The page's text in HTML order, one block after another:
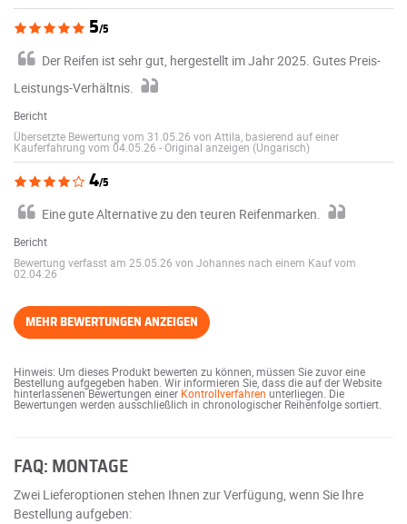
5/5
Der Reifen ist sehr gut, hergestellt im Jahr 2025. Gutes Preis-
Leistungs-Verhältnis.
Bericht
Übersetzte Bewertung vom 31.05.26 von Attila, basierend auf einer
Kauferfahrung vom 04.05.26 -Original anzeigen (Ungarisch)
4/5
Eine gute Alternative zu den teuren Reifenmarken.
Bericht
Bewertung verfasst am 25.05.26 von Johannes nach einem Kauf vom
02.04.26
MEHR BEWERTUNGEN ANZEIGEN
Hinweis: Um dieses Produkt bewerten zu können, müssen Sie zuvor eine
Bestellung aufgegeben haben. Wir informieren Sie, dass die auf der Website
hinterlassenen Bewertungen einer Kontrollverfahren unterliegen. Die
Bewertungen werden ausschließlich in chronologischer Reihenfolge sortiert.
FAQ: MONTAGE
Zwei Lieferoptionen stehen Ihnen zur Verfügung, wenn Sie Ihre
Bestellung aufgeben: